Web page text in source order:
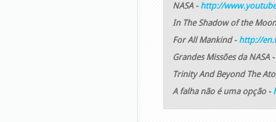
NASA - http://
In The Shadow of the
For All Mankind - http://
Grandes Missões da
Trinity And Beyond The
A falha não é uma opção -